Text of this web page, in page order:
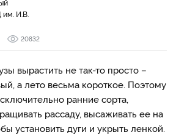
И.В.
20832
вырастить не так-то просто –
а лето весьма короткое. Поэтому
ранние сорта,
рассаду, высаживать ее на
установить дуги и укрыть ленкой.